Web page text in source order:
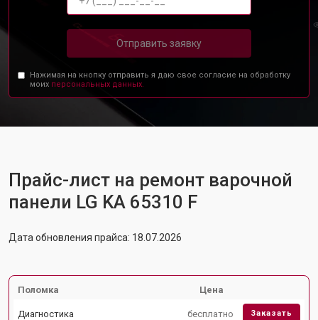
Отправить заявку
Нажимая на кнопку отправить я даю свое согласие на обработку
моих персональных данных.
Прайс-лист на ремонт варочной
панели LG KA 65310 F
Дата обновления прайса: 18.07.2026
Поломка Цена
Диагностика бесплатно Заказать